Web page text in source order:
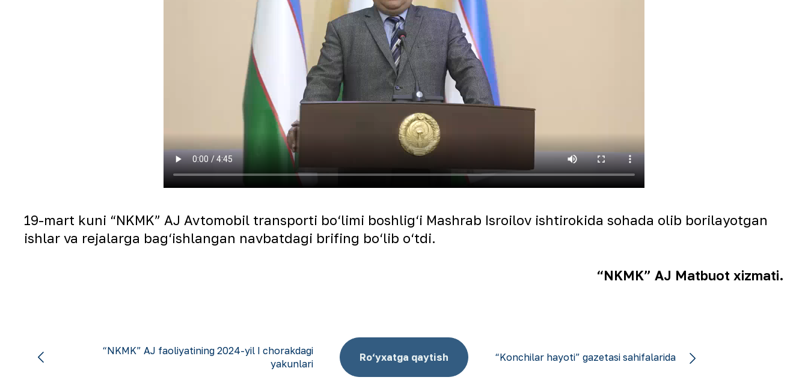
19-mart kuni “NKMK” AJ Avtomobil transporti bo‘limi boshlig‘i Mashrab Isroilov ishtirokida sohada olib borilayotgan
ishlar va rejalarga bag‘ishlangan navbatdagi brifing bo‘lib o‘tdi.
“NKMK” AJ Matbuot xizmati.
“NKMK” AJ faoliyatining 2024-yil I chorakdagi
yakunlari
Ro‘yxatga qaytish “Konchilar hayoti” gazetasi sahifalarida